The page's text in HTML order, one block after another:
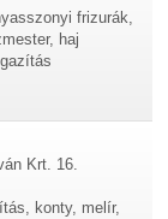
frizurák,
haj
Krt. 16.
konty, melír,